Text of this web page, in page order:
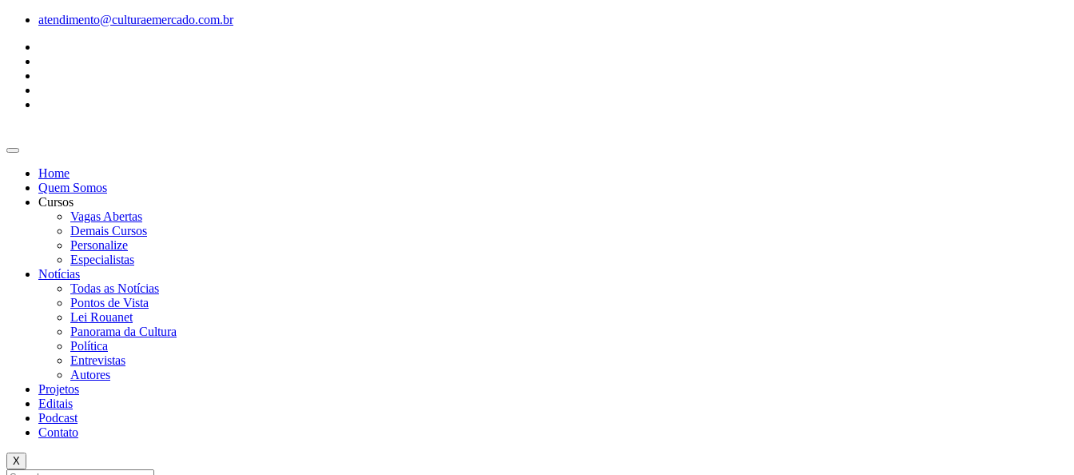
conteúdo
atendimento@culturaemercado.com.br
Home
Quem Somos
Cursos
Vagas Abertas
Demais Cursos
Personalize
Especialistas
Notícias
Todas as Notícias
Pontos de Vista
Lei Rouanet
Panorama da Cultura
Política
Entrevistas
Autores
Projetos
Editais
Podcast
Contato
X